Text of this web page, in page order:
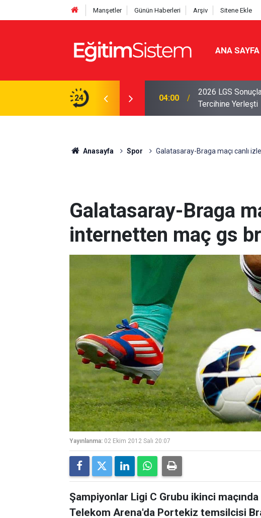
Manşetler Günün Haberleri Arşiv Sitene Ekle
ANA SAYFA
24
Sınavla Alan Liseler Yüzde 95,76
04:00
2026 LGS
Tercihine Yerleşti
Anasayfa Spor Galatasaray-Braga maçı canlı
Galatasaray-Braga
internetten maç gs
Yayınlanma: 02 Ekim 2012 Salı 20:07
Şampiyonlar Ligi C Grubu ikinci
Telekom Arena'da Portekiz temsilcisi